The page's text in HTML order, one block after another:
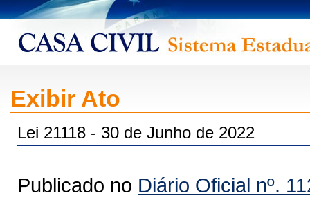
Exibir Ato
Lei 21118 - 30 de Junho de 2022
Publicado no Diário Oficial nº.